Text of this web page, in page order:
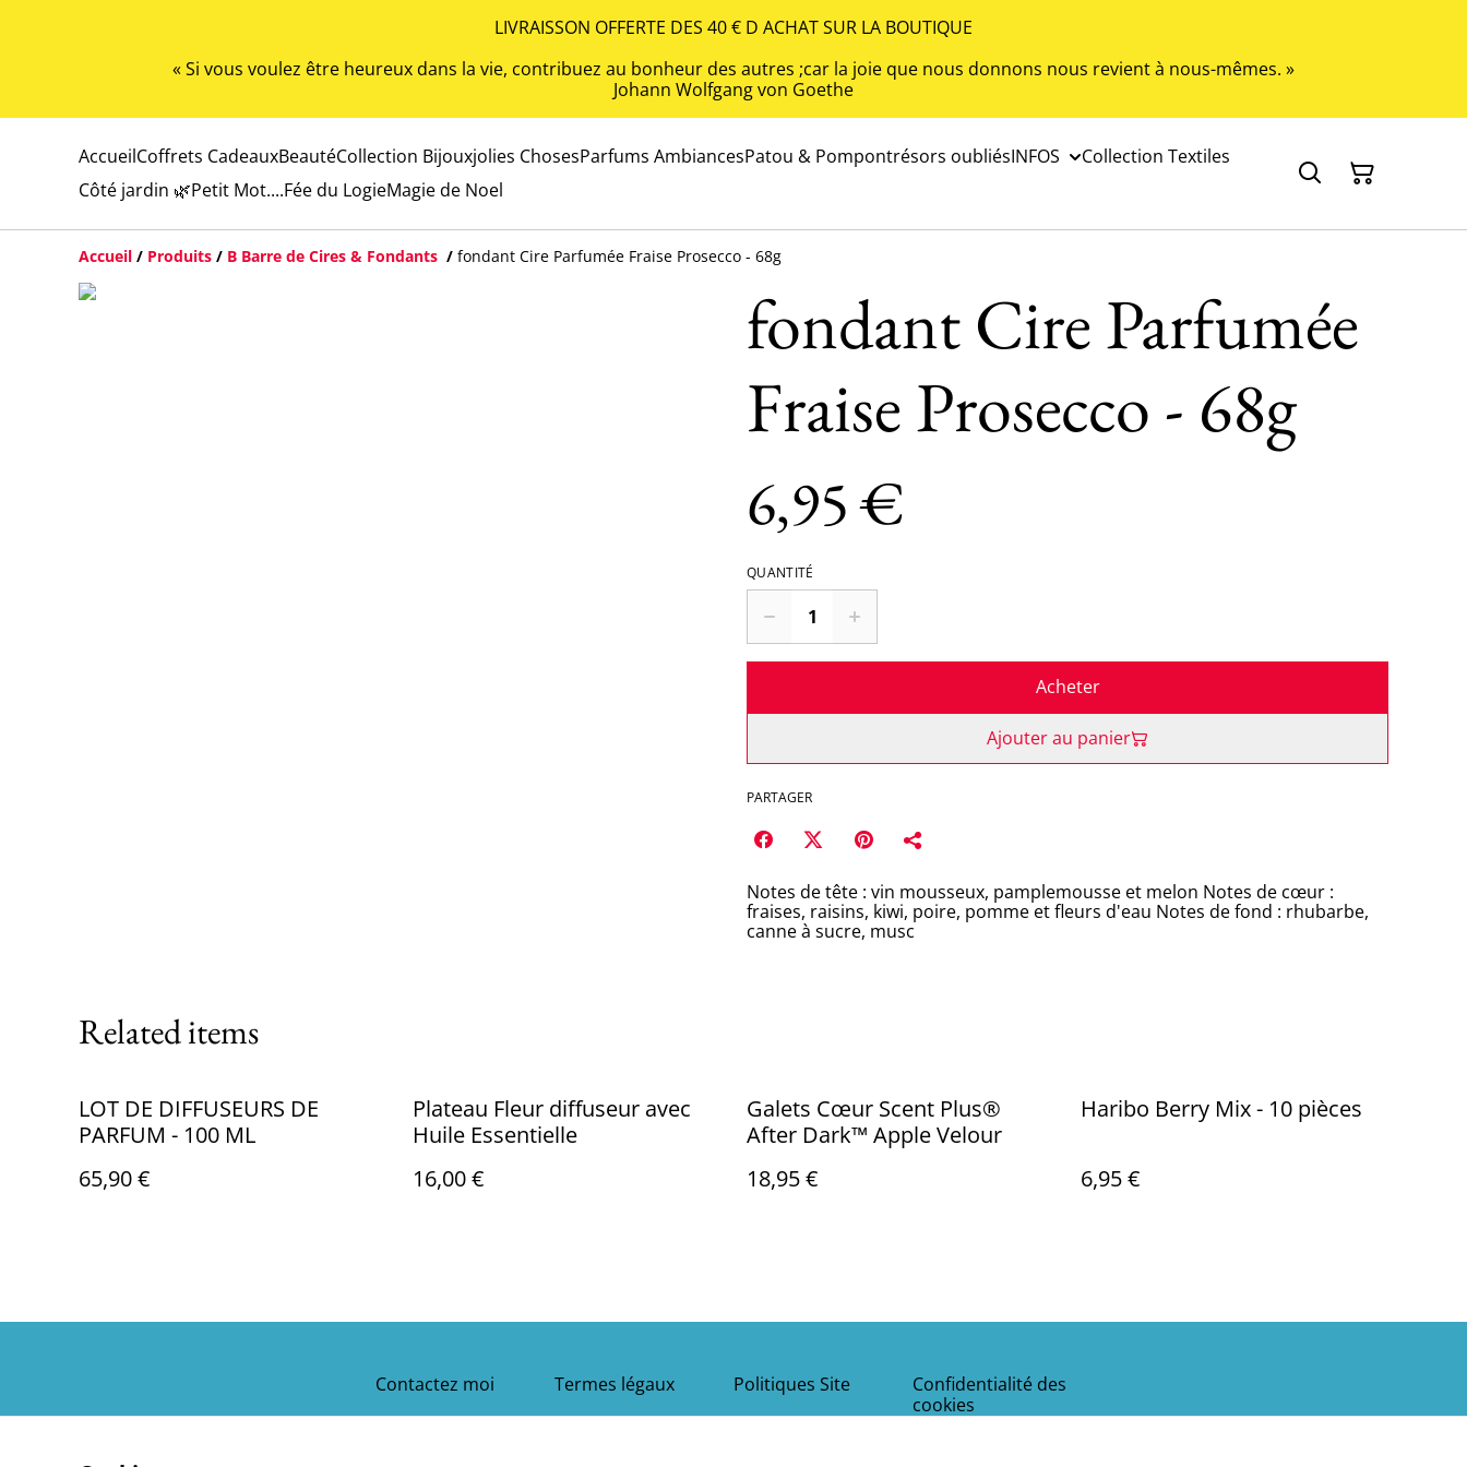
LIVRAISSON OFFERTE DES 40 € D ACHAT SUR LA BOUTIQUE
« Si vous voulez être heureux dans la vie, contribuez au bonheur des autres ;car la joie que nous donnons nous revient à nous-mêmes. »
Johann Wolfgang von Goethe
AccueilCoffrets CadeauxBeautéCollection Bijouxjolies ChosesParfums AmbiancesPatou & Pompontrésors oubliésINFOS
Collection Textiles
Côté jardin 🌿Petit Mot....Fée du LogieMagie de Noel
Accueil / Produits / B Barre de Cires & Fondants / fondant Cire Parfumée Fraise Prosecco - 68g
fondant Cire Parfumée
Fraise Prosecco - 68g
6,95 €
QUANTITÉ
Acheter
Ajouter au panier
PARTAGER
Notes de tête : vin mousseux, pamplemousse et melon Notes de cœur :
fraises, raisins, kiwi, poire, pomme et fleurs d'eau Notes de fond : rhubarbe,
canne à sucre, musc
Related items
LOT DE DIFFUSEURS DE
PARFUM - 100 ML
65,90 €
Plateau Fleur diffuseur avec
Huile Essentielle
16,00 €
Galets Cœur Scent Plus®
After Dark™ Apple Velour
18,95 €
Haribo Berry Mix - 10 pièces
6,95 €
Contactez moi Termes légaux Politiques Site
Confidentialité des
cookies